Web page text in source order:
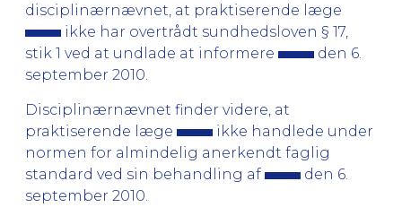
disciplinærnævnet, at praktiserende læge
ikke har overtrådt sundhedsloven § 17,
stik 1 ved at undlade at informere
den 6.
september 2010.
Disciplinærnævnet finder videre, at
praktiserende læge
ikke handlede under
normen for almindelig anerkendt faglig
standard ved sin behandling af
den 6.
september 2010.